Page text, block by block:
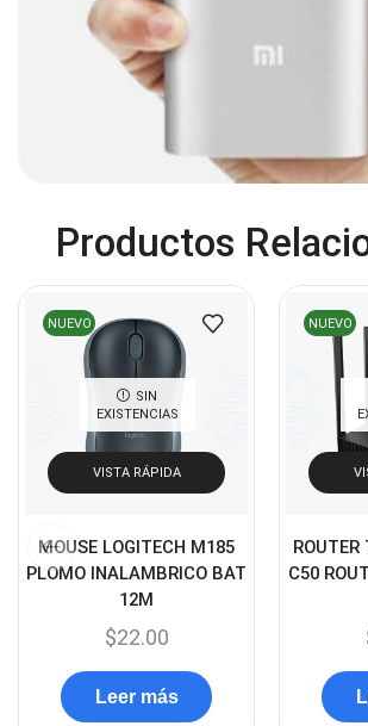
Control Remoto
Convertidores Señales (34)
(13)
Discos Duros Externos (5)
Discos Duros Internos
Discos Solido Externos
Discos Solido Internos
DLINK (1)
Domotica (21)
DVRs (1)
Enfriador de Poder RGB (2)
Extensiones
Extensor de Rango
Productos
NUEVO
SIN
EXISTENCIAS
VISTA RÁPIDA
MOUSE LOGITECH M185
PLOMO INALAMBRICO BAT
12M
$22.00
Leer más
NUEVO
ROUTER
C50